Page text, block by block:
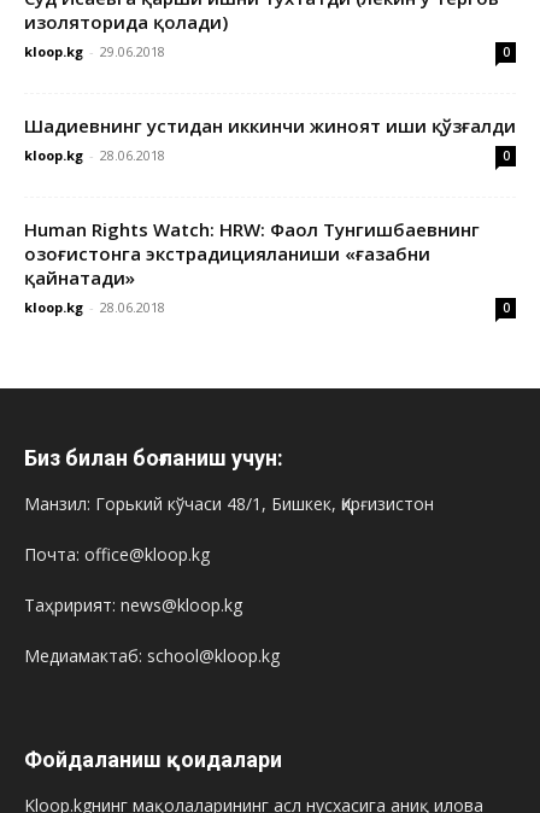
изоляторида қолади)
kloop.kg - 29.06.2018 0
Шадиевнинг устидан иккинчи жиноят иши қўзғалди
kloop.kg - 28.06.2018 0
Human Rights Watch: HRW: Фаол Тунгишбаевнинг
Қозоғистонга экстрадицияланиши «ғазабни
қайнатади»
kloop.kg - 28.06.2018 0
Биз билан боғланиш учун:
Манзил: Горький кўчаси 48/1, Бишкек, Қирғизистон
Почта: office@kloop.kg
Таҳририят: news@kloop.kg
Медиамактаб: school@kloop.kg
Фойдаланиш қоидалари
Kloop.kgнинг мақолаларининг асл нусхасига аниқ илова